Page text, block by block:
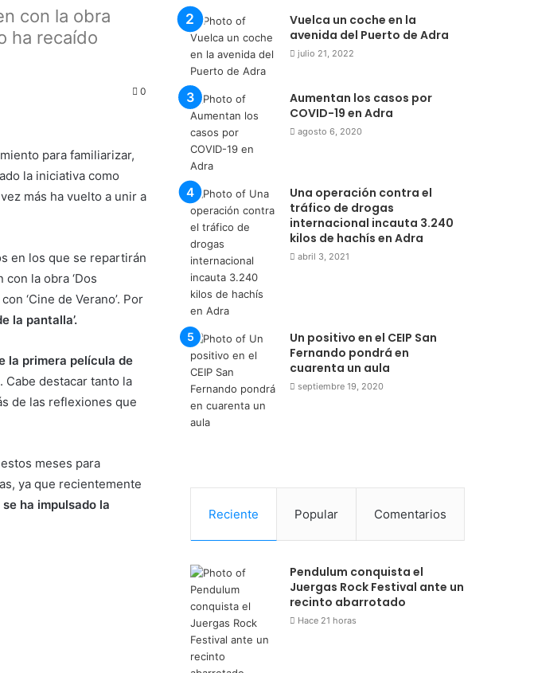
con la obra
ha recaído
0
para familiarizar,
la iniciativa como
más ha vuelto a unir a
en los que se repartirán
la obra ‘Dos
‘Cine de Verano’. Por
la pantalla’.
la primera película de
destacar tanto la
de las reflexiones que
meses para
ya que recientemente
ha impulsado la
Vuelca un coche en la
avenida del Puerto de Adra
julio 21, 2022
Aumentan los casos por
COVID-19 en Adra
agosto 6, 2020
Una operación contra el
tráfico de drogas
internacional incauta 3.240
kilos de hachís en Adra
abril 3, 2021
Un positivo en el CEIP San
Fernando pondrá en
cuarenta un aula
septiembre 19, 2020
Reciente Popular Comentarios
Pendulum conquista el
Juergas Rock Festival ante un
recinto abarrotado
Hace 21 horas